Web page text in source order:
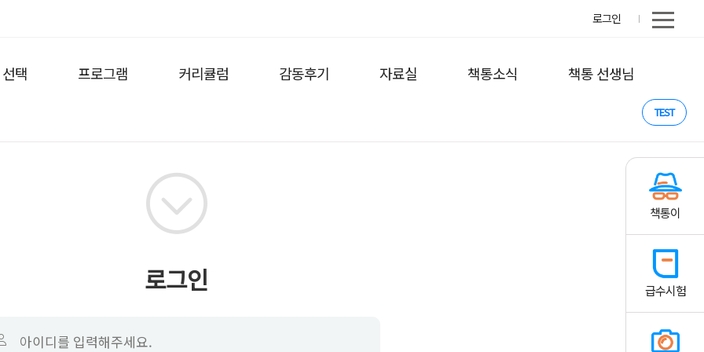
로그인
택 프로그램 커리큘럼 감동후기 자료실 책통소식 책통 선생님
TEST
로그인
책통이
급수시험